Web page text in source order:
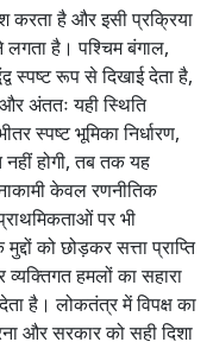
करता है और इसी प्रक्रिया
लगता है। पश्चिम बंगाल,
स्पष्ट रूप से दिखाई देता है,
अंततः यही स्थिति
स्पष्ट भूमिका निर्धारण,
होगी, तब तक यह
केवल रणनीतिक
पर भी
को छोड़कर सत्ता प्राप्ति
हमलों का सहारा
है। लोकतंत्र में विपक्ष का
और सरकार को सही दिशा